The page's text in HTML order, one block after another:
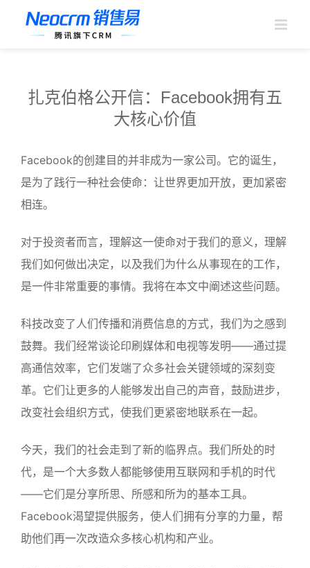
扎克伯格公开信：Facebook拥有五
大核心价值
Facebook的创建目的并非成为一家公司。它的诞生，
是为了践行一种社会使命：让世界更加开放，更加紧密
相连。
对于投资者而言，理解这一使命对于我们的意义，理解
我们如何做出决定，以及我们为什么从事现在的工作，
是一件非常重要的事情。我将在本文中阐述这些问题。
科技改变了人们传播和消费信息的方式，我们为之感到
鼓舞。我们经常谈论印刷媒体和电视等发明——通过提
高通信效率，它们发端了众多社会关键领域的深刻变
革。它们让更多的人能够发出自己的声音，鼓励进步，
改变社会组织方式，使我们更紧密地联系在一起。
今天，我们的社会走到了新的临界点。我们所处的时
代，是一个大多数人都能够使用互联网和手机的时代
——它们是分享所思、所感和所为的基本工具。
Facebook渴望提供服务，使人们拥有分享的力量，帮
助他们再一次改造众多核心机构和产业。